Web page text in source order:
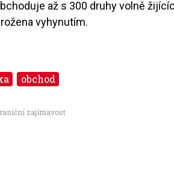
až s 300 druhy volně
vyhynutím.
obchod
zajímavost